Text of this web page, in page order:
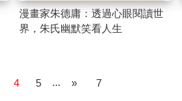
漫畫家朱德庸：透過心眼閱讀世
界，朱氏幽默笑看人生
4 5 ... » 7